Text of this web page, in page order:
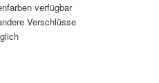
verfügbar
Verschlüsse